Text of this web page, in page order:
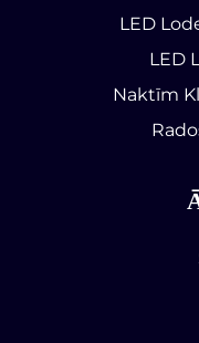
LED
LED
Naktīm